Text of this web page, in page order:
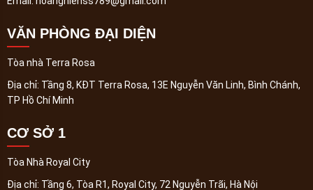
VĂN PHÒNG ĐẠI DIỆN
Tòa nhà Terra Rosa
Địa chỉ: Tầng 8, KĐT Terra Rosa, 13E Nguyễn Văn Linh, Bình Chánh,
TP Hồ Chí Minh
CƠ SỞ 1
Tòa Nhà Royal City
Địa chỉ: Tầng 6, Tòa R1, Royal City, 72 Nguyễn Trãi, Hà Nội